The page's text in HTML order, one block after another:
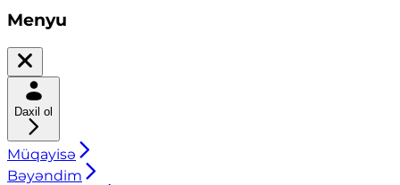
Menyu
Daxil ol
Müqayisə
Bəyəndim